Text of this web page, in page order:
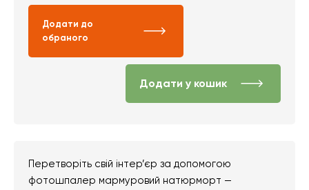
Додати до
обраного
Додати у кошик
Перетворіть свій інтер’єр за допомогою
фотошпалер мармуровий натюрморт —